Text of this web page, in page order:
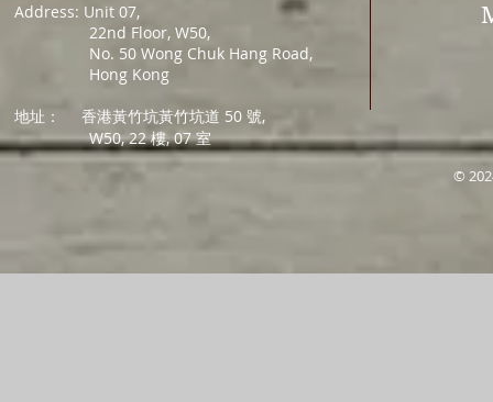
Address: Unit 07,
22nd Floor, W50,
No. 50 Wong Chuk Hang Road,
Hong Kong
地址：
香港黃竹坑黃竹坑道 50 號,
W50, 22 樓, 07 室
©